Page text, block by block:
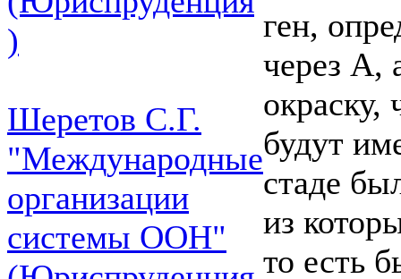
)
Шеретов С.Г.
"Международные
организации
системы ООН"
ген,
через А,
будут
стаде
из
то есть